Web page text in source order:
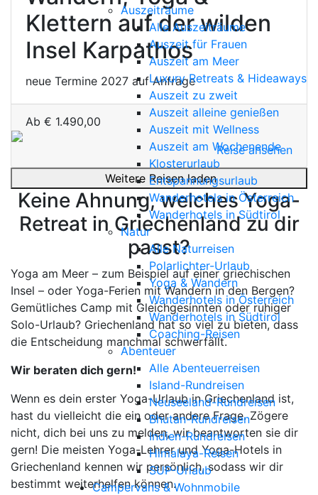
Auszeiträume
Alle Auszeiträume
Auszeit für Frauen
Auszeit am Meer
Luxury Retreats & Hideaways
Auszeit zu zweit
Auszeit alleine genießen
Auszeit mit Wellness
Auszeit am Wochenende
Klosterurlaub
Entspannungsurlaub
Wanderhotels in Österreich
Wanderhotels in Südtirol
Natur
Alle Naturreisen
Polarlichter-Urlaub
Yoga & Wandern
Wanderhotels in Österreich
Wanderhotels in Südtirol
Coaching-Reisen
Abenteuer
Alle Abenteuerreisen
Island-Rundreisen
Neuseeland-Rundreisen
Bhutan-Rundreisen
Indien-Rundreisen
Himalaya-Reisen
SUP-Urlaub
Campervans & Wohnmobile
Klettern auf der wilden
Insel Karpathos
neue Termine 2027 auf Anfrage
Ab € 1.490,00
Reise ansehen
Weitere Reisen laden
Keine Ahnung, welches Yoga-
Retreat in Griechenland zu dir
passt?
Yoga am Meer – zum Beispiel auf einer griechischen
Insel – oder Yoga-Ferien mit Wandern in den Bergen?
Gemütliches Camp mit Gleichgesinnten oder ruhiger
Solo-Urlaub? Griechenland hat so viel zu bieten, dass
die Entscheidung manchmal schwerfällt.
Wir beraten dich gern!
Wenn es dein erster Yoga-Urlaub in Griechenland ist,
hast du vielleicht die ein oder andere Frage. Zögere
nicht, dich bei uns zu melden, wir beantworten sie dir
gern! Die meisten Yoga-Lehrer und Yoga-Hotels in
Griechenland kennen wir persönlich, sodass wir dir
bestimmt weiterhelfen können.